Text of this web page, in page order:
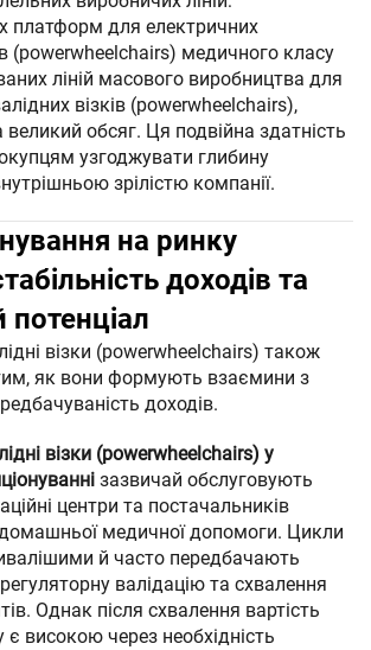
платформ для електричних
(powerwheelchairs) медичного класу
ліній масового виробництва для
візків (powerwheelchairs),
великий обсяг. Ця подвійна здатність
узгоджувати глибину
зрілістю компанії.
на ринку
доходів та
візки (powerwheelchairs) також
як вони формують взаємини з
доходів.
візки (powerwheelchairs) у
зазвичай обслуговують
центри та постачальників
домашньої медичної допомоги. Цикли
й часто передбачають
регуляторну валідацію та схвалення
Однак після схвалення вартість
є високою через необхідність